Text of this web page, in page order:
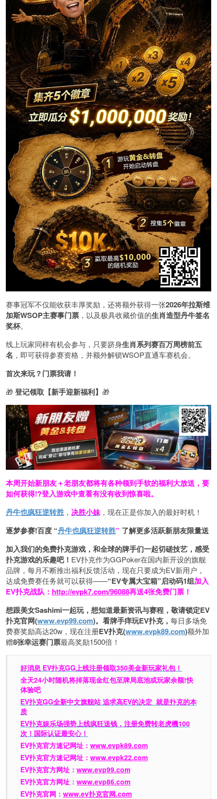
赛事冠军不仅能收获丰厚奖励，还将额外获得一张2026年拉斯维
加斯WSOP主赛事门票 ，以及极具收藏价值的生肖造型丹牛签名
奖杯。
线上玩家同样有机会参与，只要跻身生肖系列赛百万周榜前五
名 ，即可获得参赛资格，并额外解锁WSOP直通车赛机会。
首次来玩？门票我请！
🎁 登记领取【新手迎新福利】 🎁
本周开始新朋友＋老朋友都将有各种领到手软的福利大放送，要
如何获得!?登入游戏中查看有没有收到惊喜啦。
丹牛也疯狂逆转胜 ， 决胜小妹 ，现在正是你加入的最好时机！
逐梦参赛!百度 “丹牛也疯狂逆转胜” 了解更多活跃新朋友限量送
加入我们的免费扑克游戏，和全球的牌手们一起切磋技艺，感受
扑克游戏的乐趣吧！ EV扑克作为GGPoker在国内新开设的旗舰
品牌，每月不断推出福利反馈活动，现在只要成为EV新用户，
达成免费赛任务就可以获得——“EV专属大宝箱”启动码1组加入
EV扑克战队： http://evpk7.com/96088再送4张免费门票！
想跟美女Sashimi一起玩， 想知道最新资讯与赛程， 敬请锁定EV
扑克官网(www.evp99.com)。 看牌手痒玩EV扑克， 每日多场免
费赛奖励高达20w，现在注册EV扑克(www.evpk89.com)额外加
赠8张幸运赛门票最高奖励1500倍！
好消息 EV扑克GG上线注册领取350美金新玩家礼包！
全天24小时随机将掉落现金红包至牌局底池或玩家余额!快
体验吧
EV扑克GG全新中文旗舰站追求高EV的决定 就是扑克的本
质
EV扑克娱乐场强势上线疯狂送钱，注册免费转老虎機100
次！国际认证最安心！
EV扑克官方速记网址： www.evpk89.com
EV扑克官方速记网址： www.evpk22.com
EV扑克官方网址： www.evp99.com
EV扑克官方网址： www.evp86.com
EV扑克官网： www.ev扑克官网.com